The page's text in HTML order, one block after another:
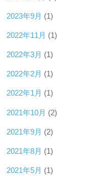
2023年9月 (1)
2022年11月 (1)
2022年3月 (1)
2022年2月 (1)
2022年1月 (1)
2021年10月 (2)
2021年9月 (2)
2021年8月 (1)
2021年5月 (1)